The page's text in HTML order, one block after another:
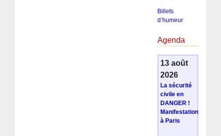
Billets
d’humeur
Agenda
13 août
2026
La sécurité
civile en
DANGER !
Manifestation
à Paris